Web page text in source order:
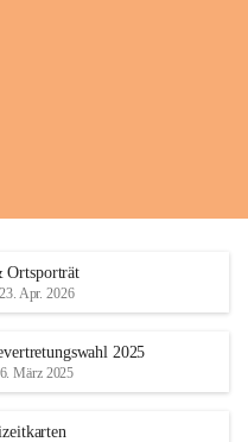
Ortsporträt
23. Apr. 2026
2025
März 2025